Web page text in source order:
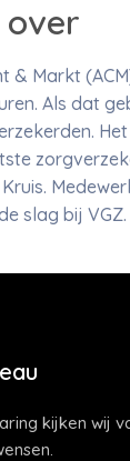
& Markt
Als dat
slag bij VGZ.
kijken wij